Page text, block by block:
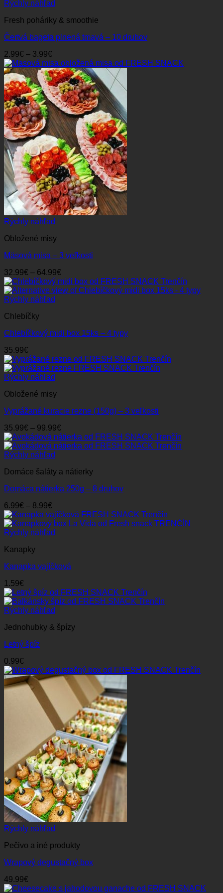
Rýchly náhľad
Fresh poháriky & smoothie
Čertvá bageta plnená tmavá – 10 druhov
2.99€ – 3.99€
range:
2.99€
through
3.99€
Rýchly náhľad
Obložené misy
Mäsová misa – 3 veľkosti
32.99€ – 64.99€
range:
32.99€
Rýchly náhľad
Chlebíčky
Chlebíčkový midi box 15ks – 4 typy
35.99€
Rýchly náhľad
Obložené misy
Vyprážané kuracie rezne (150g) – 3 veľkosti
35.99€ – 99.99€
range:
35.99€
Rýchly náhľad
Domáce šaláty a nátierky
Domáca nátierka 250g – 8 druhov
6.99€ – 8.99€
range:
6.99€
through
Rýchly náhľad
Kanapky
Kanapka vajíčková
1.59€
Rýchly náhľad
Jednohubky & špízy
Letný špíz
0.99€
Rýchly náhľad
Pečivo a iné produkty
Wrapový degustačný box
49.99€